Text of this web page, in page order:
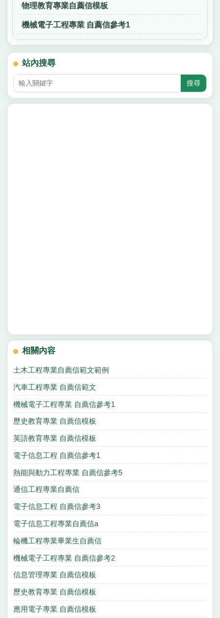
物理教育專業自薦信模板
機械電子工程專業 自薦信參考1
站內搜尋
相關內容
土木工程專業自薦信範文範例
汽車工程專業 自薦信範文
機械電子工程專業 自薦信參考1
歷史教育專業 自薦信模板
英語教育專業 自薦信模板
電子信息工程 自薦信參考1
熱能與動力工程專業 自薦信參考5
通信工程專業自薦信
電子信息工程 自薦信參考3
電子信息工程專業自薦信a
輪機工程專業畢業生自薦信
機械電子工程專業 自薦信參考2
信息管理專業 自薦信模板
歷史教育專業 自薦信模板
應用電子專業 自薦信模板